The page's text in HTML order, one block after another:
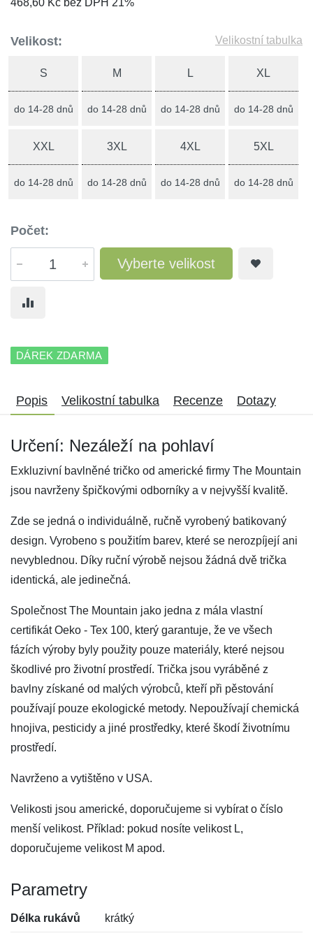
468,60 Kč bez DPH 21%
Velikost: Velikostní tabulka
S
do 14-28 dnů
M
do 14-28 dnů
L
do 14-28 dnů
XL
do 14-28 dnů
XXL
do 14-28 dnů
3XL
do 14-28 dnů
4XL
do 14-28 dnů
5XL
do 14-28 dnů
Počet:
Vyberte velikost
DÁREK ZDARMA
Popis Velikostní tabulka Recenze Dotazy
Určení: Nezáleží na pohlaví
Exkluzivní bavlněné tričko od americké firmy The Mountain
jsou navrženy špičkovými odborníky a v nejvyšší kvalitě.
Zde se jedná o individuálně, ručně vyrobený batikovaný
design. Vyrobeno s použitím barev, které se nerozpíjejí ani
nevyblednou. Díky ruční výrobě nejsou žádná dvě trička
identická, ale jedinečná.
Společnost The Mountain jako jedna z mála vlastní
certifikát Oeko - Tex 100, který garantuje, že ve všech
fázích výroby byly použity pouze materiály, které nejsou
škodlivé pro životní prostředí. Trička jsou vyráběné z
bavlny získané od malých výrobců, kteří při pěstování
používají pouze ekologické metody. Nepoužívají chemická
hnojiva, pesticidy a jiné prostředky, které škodí životnímu
prostředí.
Navrženo a vytištěno v USA.
Velikosti jsou americké, doporučujeme si vybírat o číslo
menší velikost. Příklad: pokud nosíte velikost L,
doporučujeme velikost M apod.
Parametry
Délka rukávů krátký